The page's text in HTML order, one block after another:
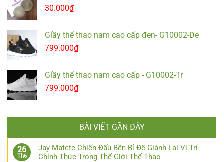
30.000₫
Giầy thể thao nam cao cấp đen- G10002-De
799.000₫
Giầy thể thao nam cao cấp - G10002-Tr
799.000₫
BÀI VIẾT GẦN ĐÂY
26
Th6
Jay Matete Chiến Đấu Bền Bỉ Để Giành Lại Vị Trí
Chính Thức Trong Thế Giới Thể Thao